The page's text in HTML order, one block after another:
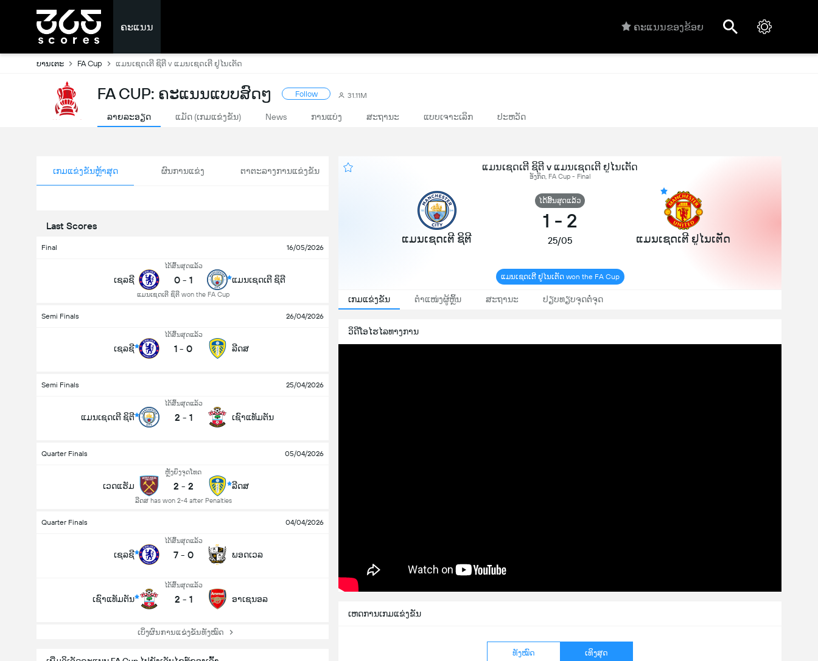
ຄະແນນ ຄະແນນຂອງຂ້ອຍ
ບານເຕະ FA Cup ແມນເຊດເຕີ ຊິຕີ v ແມນເຊດເຕີ ຢູໄນເຕັດ
FA CUP: ຄະແນນແບບສົດໆ Follow 31.11M
ລາຍລະອຽດ ແມັດ (ເກມແຂ່ງຂັນ) News ການແບ່ງ ສະຖານະ ແບບເຈາະເລິກ ປະຫວັດ
ເກມແຂ່ງຂັນຫຼ້າສຸດ ຜົນການແຂ່ງ ຕາຕະລາງການແຂ່ງຂັນ
Last Scores
Final 16/05/2026
ເຊລຊີ
ໄດ້ສິ້ນສຸດແລ້ວ
0 - 1
ແມນເຊດເຕີ ຊິຕີ won the FA Cup
ແມນເຊດເຕີ ຊິຕີ
Semi Finals 26/04/2026
ເຊລຊີ
ໄດ້ສິ້ນສຸດແລ້ວ
1 - 0 ລີດສ
Semi Finals 25/04/2026
ແມນເຊດເຕີ ຊິຕີ
ໄດ້ສິ້ນສຸດແລ້ວ
2 - 1 ເຊົາແທັມຕັນ
Quarter Finals 05/04/2026
ເວດແຮັມ
ຫຼັງຍິງຈຸດໂທດ
2 - 2
ລີດສ has won 2-4 after Penalties
ລີດສ
Quarter Finals 04/04/2026
ເຊລຊີ
ໄດ້ສິ້ນສຸດແລ້ວ
7 - 0 ພອດເວລ
ເຊົາແທັມຕັນ
ໄດ້ສິ້ນສຸດແລ້ວ
2 - 1 ອາເຊນອລ
ເບິ່ງຜົນການແຂ່ງຂັນທັງໝົດ
ແມນເຊດເຕີ ຊິຕີ v ແມນເຊດເຕີ ຢູໄນເຕັດ
ອັງກິດ, FA Cup - Final
ແມນເຊດເຕີ ຊິຕີ
ໄດ້ສິ້ນສຸດແລ້ວ
1 - 2
25/05 ແມນເຊດເຕີ ຢູໄນເຕັດ
ແມນເຊດເຕີ ຢູໄນເຕັດ won the FA Cup
ເກມແຂ່ງຂັນ ຕຳແໜ່ງຜູ້ຫຼິ້ນ ສະຖານະ ປຽບທຽບຈຸດຕໍ່ຈຸດ
ວິດີໂອໄຮໄລທາງການ
ເຫດການເກມແຂ່ງຂັນ
ທັງໝົດ ເທິງສຸດ